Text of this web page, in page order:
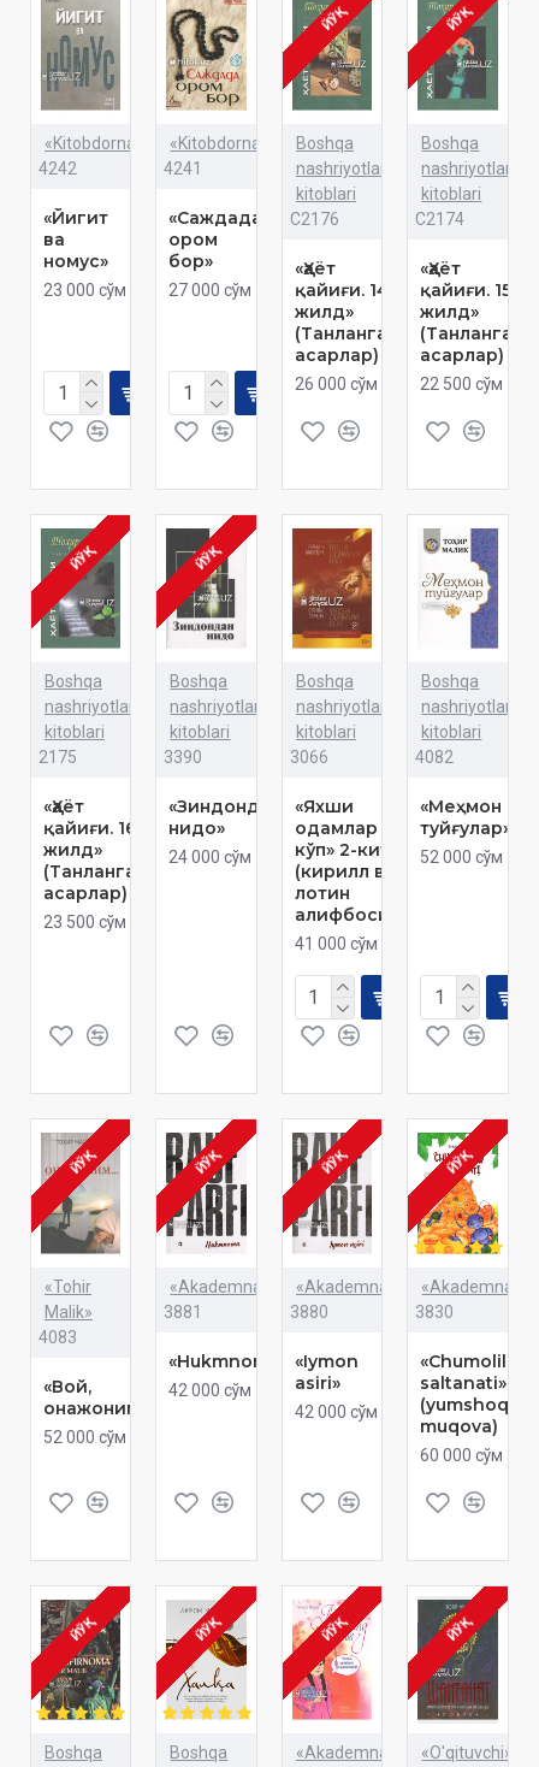
«Kitobdornashr»
4242
«Йигит
ва
номус»
23 000 сўм
«Kitobdornashr»
4241
«Саждада
ором
бор»
27 000 сўм
ЙЎҚ
Boshqa
nashriyotlar
kitoblari
C2176
«Ҳаёт
қайиғи. 14-
жилд»
(Танланган
асарлар)
26 000 сўм
ЙЎҚ
Boshqa
nashriyotlar
kitoblari
C2174
«Ҳаёт
қайиғи. 15-
жилд»
(Танланган
асарлар)
22 500 сўм
ЙЎҚ
Boshqa
nashriyotlar
kitoblari
2175
«Ҳаёт
қайиғи. 16-
жилд»
(Танланган
асарлар)
23 500 сўм
ЙЎҚ
Boshqa
nashriyotlar
kitoblari
3390
«Зиндондан
нидо»
24 000 сўм
Boshqa
nashriyotlar
kitoblari
3066
«Яхши
одамлар
кўп» 2-китоб
(кирилл ва
лотин
алифбосида)
41 000 сўм
Boshqa
nashriyotlar
kitoblari
4082
«Меҳмон
туйғулар»
52 000 сўм
ЙЎҚ
«Tohir
Malik»
4083
«Вой,
онажоним...»
52 000 сўм
ЙЎҚ
«Akademnashr»
3881
«Hukmnoma»
42 000 сўм
ЙЎҚ
«Akademnashr»
3880
«Iymon
asiri»
42 000 сўм
ЙЎҚ
3830
«Chumolilar
saltanati»
(yumshoq
muqova)
60 000 сўм
ЙЎҚ
Boshqa
ЙЎҚ
Boshqa
ЙЎҚ
«Akademnashr»
ЙЎҚ
«O'qituvchi»